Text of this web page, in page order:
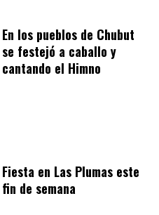
En los pueblos de Chubut
se festejó a caballo y
cantando el Himno
Fiesta en Las Plumas este
fin de semana